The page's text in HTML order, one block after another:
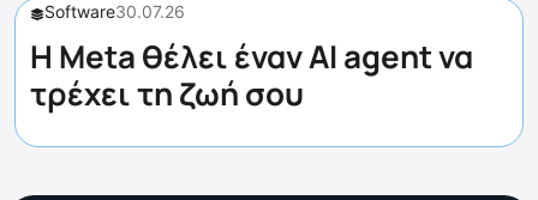
Software30.07.26
Η Meta θέλει έναν AI agent να
τρέχει τη ζωή σου